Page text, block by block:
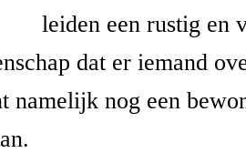
leiden een rustig en
dat er iemand
namelijk nog een